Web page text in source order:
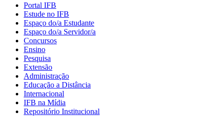
Portal IFB
Estude no IFB
Espaço do/a Estudante
Espaço do/a Servidor/a
Concursos
Ensino
Pesquisa
Extensão
Administração
Educação a Distância
Internacional
IFB na Mídia
Repositório Institucional